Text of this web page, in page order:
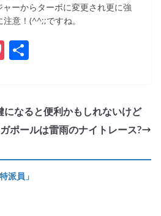
ーからターボに変更され更に強
意！(^^;;ですね。
P
etなると便利かもしれないけど
ポールは雷雨のナイトレース?
派員」